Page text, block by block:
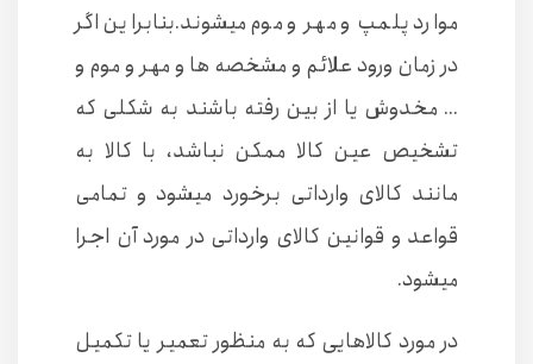
موارد پلمپ و مهر و موم میشوند.بنابراین اگر
در زمان ورود علائم و مشخصه ها و مهر و موم و
... مخدوش یا از بین رفته باشند به شکلی که
تشخیص عین کالا ممکن نباشد، با کالا به
مانند کالای وارداتی برخورد میشود و تمامی
قواعد و قوانین کالای وارداتی در مورد آن اجرا
میشود.
در مورد کالاهایی که به منظور تعمیر یا تکمیل